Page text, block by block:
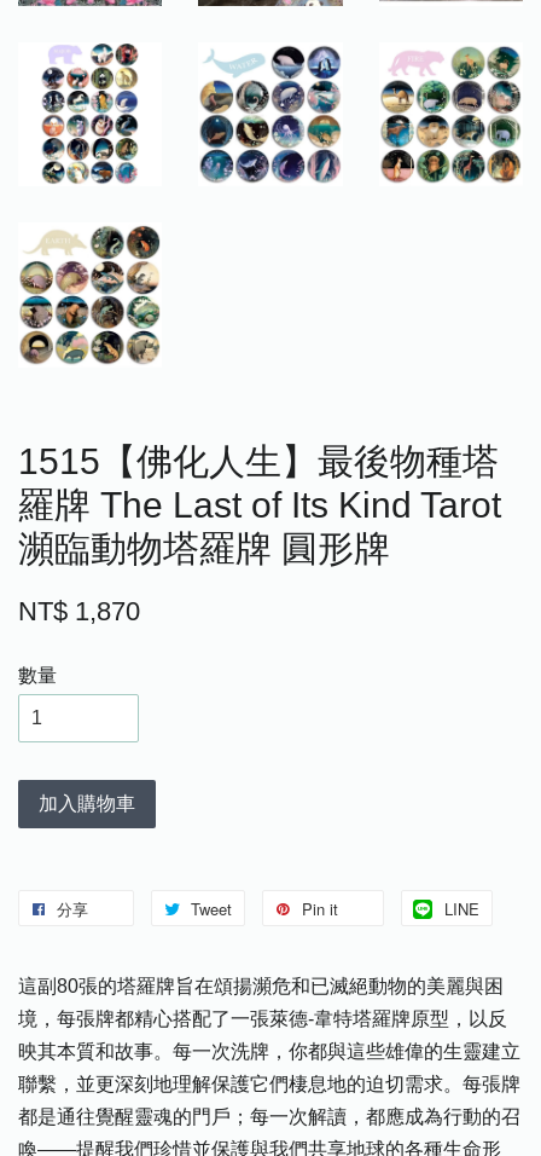
1515【佛化人生】最後物種塔
羅牌 The Last of Its Kind Tarot
瀕臨動物塔羅牌 圓形牌
NT$ 1,870
數量
加入購物車
分享 Tweet Pin it LINE
這副80張的塔羅牌旨在頌揚瀕危和已滅絕動物的美麗與困
境，每張牌都精心搭配了一張萊德-韋特塔羅牌原型，以反
映其本質和故事。每一次洗牌，你都與這些雄偉的生靈建立
聯繫，並更深刻地理解保護它們棲息地的迫切需求。每張牌
都是通往覺醒靈魂的門戶；每一次解讀，都應成為行動的召
喚——提醒我們珍惜並保護與我們共享地球的各種生命形